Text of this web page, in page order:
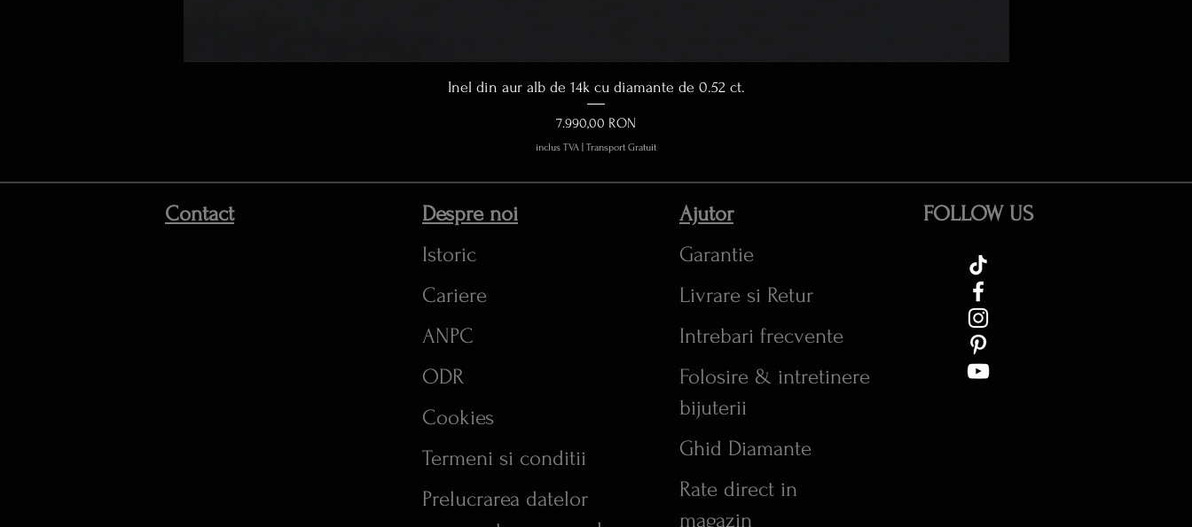
Afișare rapidă
Inel din aur alb de 14k cu diamante de 0.52 ct.
Preț
7.990,00 RON
inclus TVA Transport Gratuit
Contact
Despre noi
Istoric
Cariere
ANPC
ODR
Cookies
Termeni si conditii
Prelucrarea datelor
Ajutor
FOLLOW US
Garantie
Livrare si Retur
Intrebari frecvente
Folosire & intretinere
bijuterii
Ghid Diamante
Rate direct in
magazin